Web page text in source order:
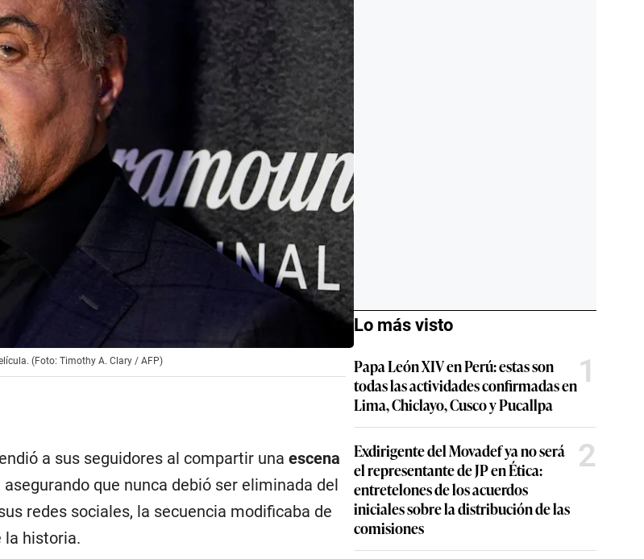
(Foto: Timothy A. Clary / AFP)
a sus seguidores al compartir una escena
asegurando que nunca debió ser eliminada del
redes sociales, la secuencia modificaba de
la historia.
Lo más visto
Papa León XIV en Perú: estas son
todas las actividades confirmadas en
Lima, Chiclayo, Cusco y Pucallpa
1
Exdirigente del Movadef ya no será
el representante de JP en Ética:
entretelones de los acuerdos
iniciales sobre la distribución de las
comisiones
2